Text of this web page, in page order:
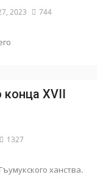
2023 744
конца XVII
1327
ханства.